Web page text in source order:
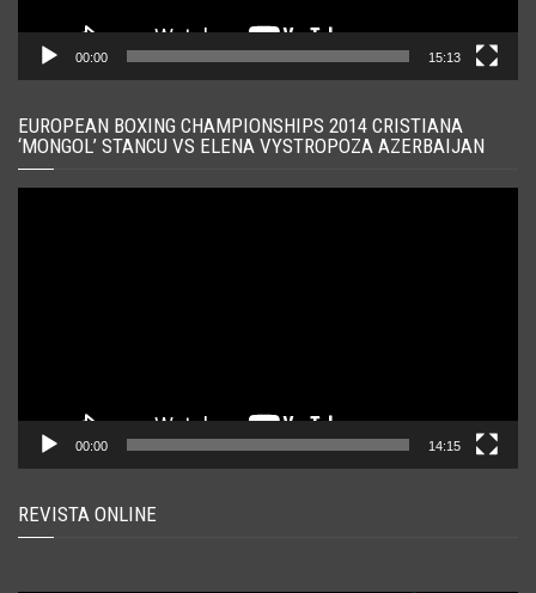
00:00 15:13
EUROPEAN BOXING CHAMPIONSHIPS 2014 CRISTIANA
‘MONGOL’ STANCU VS ELENA VYSTROPOZA AZERBAIJAN
00:00 14:15
REVISTA ONLINE